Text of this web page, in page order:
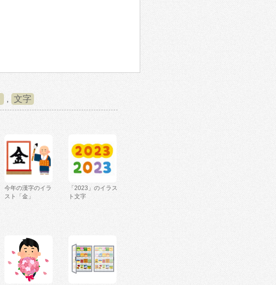
, 文字
今年の漢字のイラ
スト「金」
「2023」のイラス
ト文字